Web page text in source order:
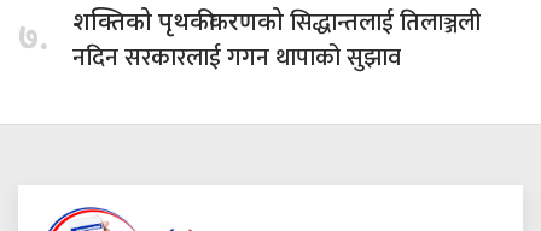
७. शक्तिको पृथकीकरणकोसिद्धान्तलाई तिलाञ्जली
नदिन सरकारलाई गगन थापाको सुझाव